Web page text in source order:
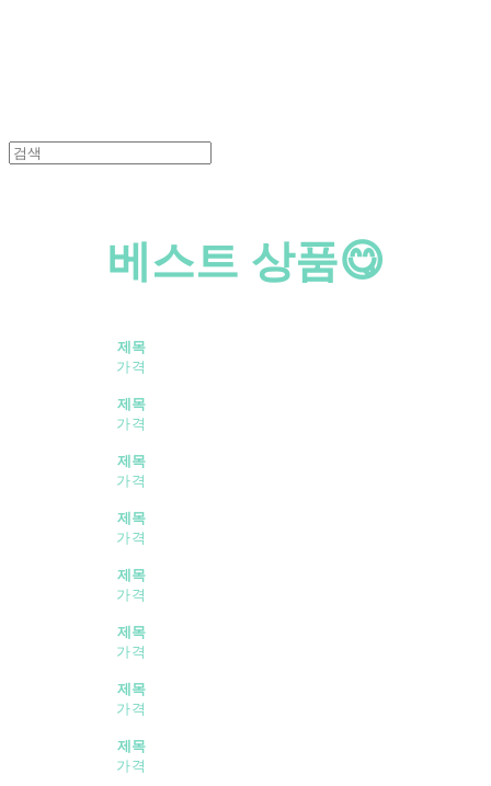
베스트 상품😋
제목
가격
제목
가격
제목
가격
제목
가격
제목
가격
제목
가격
제목
가격
제목
가격